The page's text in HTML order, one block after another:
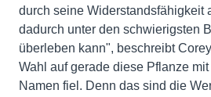
durch seine Widerstandsfähigkeit
dadurch unter den schwierigsten
überleben kann", beschreibt
Wahl auf gerade diese Pflanze
Namen fiel. Denn das sind die